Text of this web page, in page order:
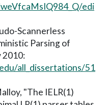
edi
Scannerless
Parsing of
2010:
all_dissertations/51
"The IELR(1)